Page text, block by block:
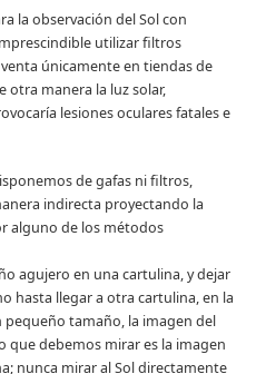
la observación del Sol con
utilizar filtros
únicamente en tiendas de
otra manera la luz solar,
lesiones oculares fatales e
de gafas ni filtros,
indirecta proyectando la
alguno de los métodos
agujero en una cartulina, y dejar
hasta llegar a otra cartulina, en la
pequeño tamaño, la imagen del
que debemos mirar es la imagen
nunca mirar al Sol directamente